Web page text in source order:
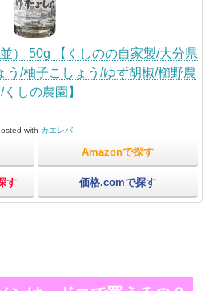
） 50g 【くしのの自家製/大分県
う/柚子こしょう/ゆず胡椒/櫛野農
くしの農園】
with カエレバ
Amazonで探す
す 価格.comで探す